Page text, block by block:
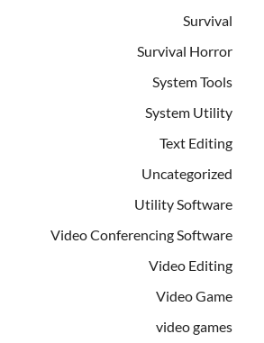
Survival
Survival Horror
System Tools
System Utility
Text Editing
Uncategorized
Utility Software
Video Conferencing Software
Video Editing
Video Game
video games